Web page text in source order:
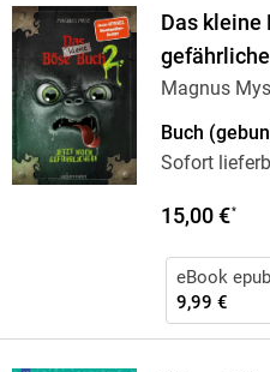
Das kleine
Magnus
Buch
Sofort
15,00 €*
eBook epub
9,99 €